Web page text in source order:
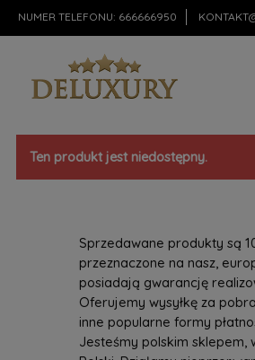
NUMER TELEFONU: 666666950
Ten produkt jest niedostępny.
Sprzedawane produkty są
przeznaczone na nasz,
posiadają gwarancję
Oferujemy wysyłkę za
inne popularne formy
Jesteśmy polskim sklepem,